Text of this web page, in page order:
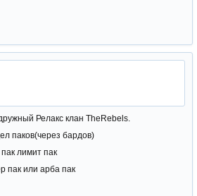
Релакс клан TheRebels.
паков(через бардов)
лимит пак
пак или арба пак